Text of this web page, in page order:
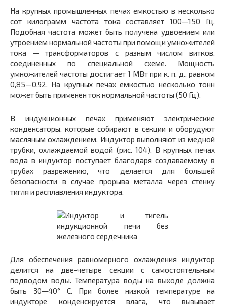
На крупных промышленных печах емкостью в несколько
сот килограмм частота тока составляет 100—150 Гц.
Подобная частота может быть получена удвоением или
утроением нормальной частоты при помощи умножителей
тока — трансформаторов с разным числом витков,
соединенных по специальной схеме. Мощность
умножителей частоты достигает 1 МВт при к. п. д., равном
0,85—0,92. На крупных печах емкостью несколько тонн
может быть применен ток нормальной частоты (50 Гц).
В индукционных печах применяют электрические
конденсаторы, которые собирают в секции и оборудуют
масляным охлаждением. Индуктор выполняют из медной
трубки, охлаждаемой водой (рис. 104). В крупных печах
вода в индуктор поступает благодаря создаваемому в
трубах разрежению, что делается для большей
безопасности в случае прорыва металла через стенку
тигля и расплавления индуктора.
Для обеспечения равномерного охлаждения индуктор
делится на две-четыре секции с самостоятельным
подводом воды. Температура воды на выходе должна
быть 30—40° С. При более низкой температуре на
индукторе конденсируется влага, что вызывает